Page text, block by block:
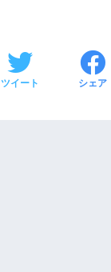
ツイート シェア